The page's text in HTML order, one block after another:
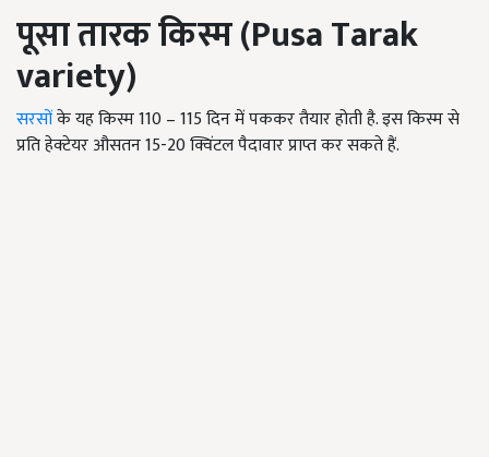
पूसा तारक किस्म (Pusa Tarak
variety)
सरसोंके यह किस्म 110 – 115 दिन में पककर तैयार होती है. इस किस्म से
प्रति हेक्टेयर औसतन 15-20 क्विंटल पैदावार प्राप्त कर सकते हैं.